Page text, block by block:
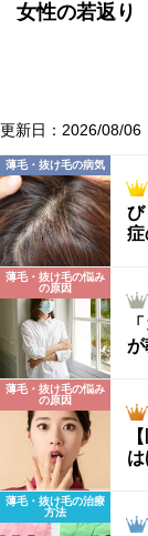
女性の若返り
更新日：2026/08/06
薄毛・抜け毛の病気
び
症
薄毛・抜け毛の悩み
の原因
が
薄毛・抜け毛の悩み
の原因
薄毛・抜け毛の治療
方法